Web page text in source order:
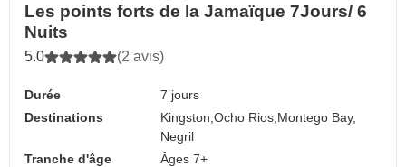
Les points forts de la Jamaïque 7Jours/ 6
Nuits
5.0 (2 avis)
Durée
7 jours
Destinations
Kingston,Ocho Rios, Montego Bay,
Negril
Tranche d'âge
Âges 7+